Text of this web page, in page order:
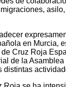
en Murcia,
Cruz Roja
de la
distintas